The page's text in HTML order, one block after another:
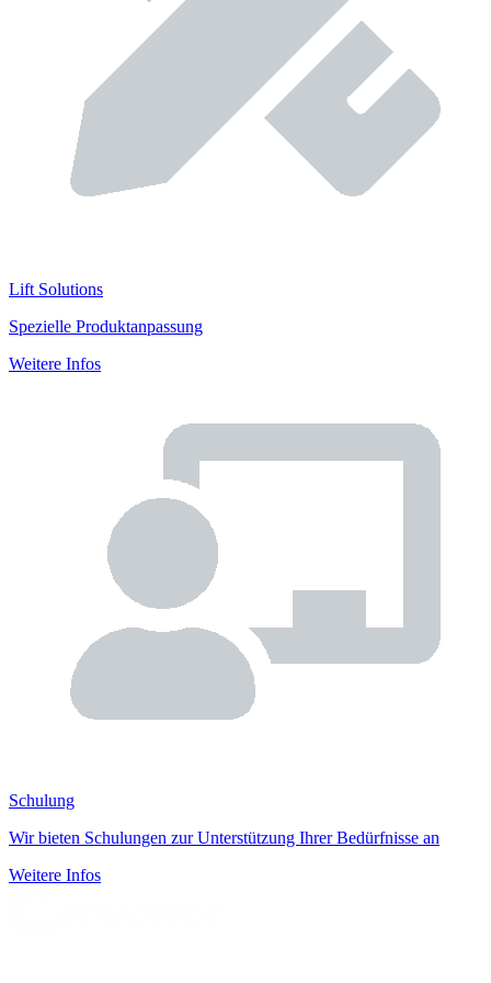
Lift Solutions
Spezielle Produktanpassung
Weitere Infos
Schulung
Wir bieten Schulungen zur Unterstützung Ihrer Bedürfnisse an
Weitere Infos